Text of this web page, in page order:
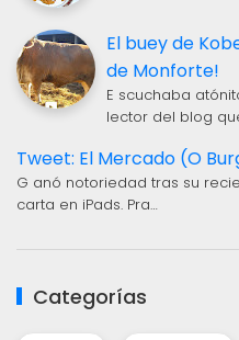
El buey de
de Monforte!
E scuchaba
lector del blog
Tweet: El Mercado (O
G anó notoriedad tras su
carta en iPads. Pra…
Categorías